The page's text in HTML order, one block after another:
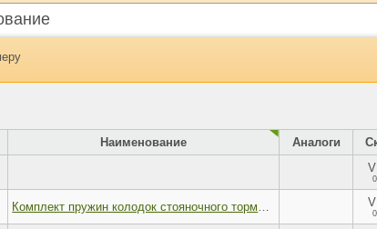
Наименование Аналоги
Комплект пружин колодок стояночного тормоза